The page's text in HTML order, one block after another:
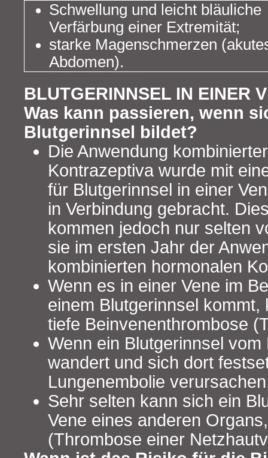
Schwellung und leicht bläuliche
Verfärbung einer Extremität;
starke Magenschmerzen
Abdomen).
BLUTGERINNSEL IN EINER
Was kann passieren, wenn
Blutgerinnsel bildet?
Die Anwendung
Kontrazeptiva wurde mit
für Blutgerinnsel in einer
in Verbindung gebracht.
kommen jedoch nur selten
sie im ersten Jahr der
kombinierten hormonalen
Wenn es in einer Vene im
einem Blutgerinnsel kommt,
tiefe Beinvenenthrombose
Wenn ein Blutgerinnsel vom
wandert und sich dort
Lungenembolie
Sehr selten kann sich ein
Vene eines anderen
(Thrombose einer